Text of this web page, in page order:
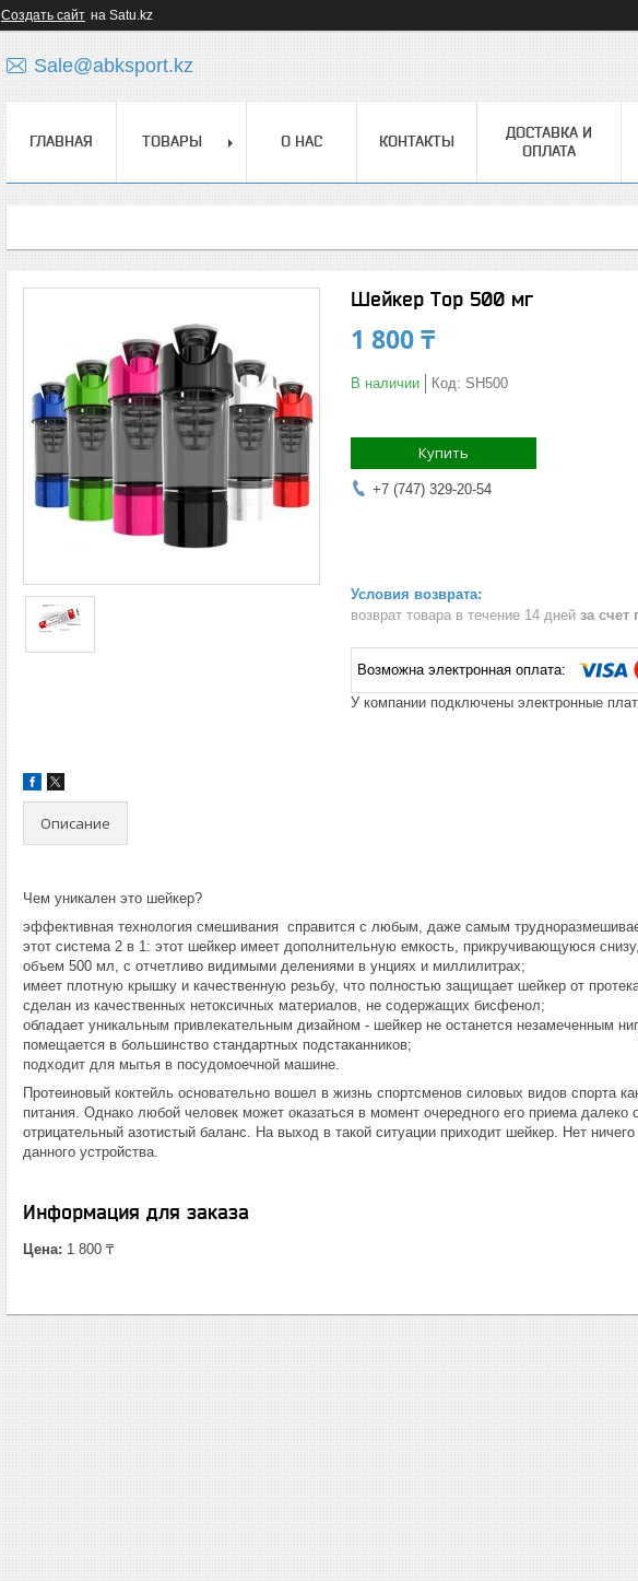
Создать сайт на Satu.kz
Sale@abksport.kz
ГЛАВНАЯ ТОВАРЫ О НАС КОНТАКТЫ
ДОСТАВКА И
ОПЛАТА
Шейкер Top 500 мг
1 800 ₸
В наличии Код: SH500
Купить
+7 (747) 329-20-54
возврат товара в течение 14 дней за счет
У компании подключены электронные
Описание
Чем уникален это шейкер?
эффективная технология смешивания справится с любым, даже самым
этот система 2 в 1: этот шейкер имеет дополнительную емкость, прикручивающуюся
объем 500 мл, с отчетливо видимыми делениями в унциях и миллилитрах;
имеет плотную крышку и качественную резьбу, что полностью защищает шейкер от
сделан из качественных нетоксичных материалов, не содержащих бисфенол;
обладает уникальным привлекательным дизайном - шейкер не останется незамеченным
помещается в большинство стандартных подстаканников;
подходит для мытья в посудомоечной машине.
Протеиновый коктейль основательно вошел в жизнь спортсменов силовых видов спорта
питания. Однако любой человек может оказаться в момент очередного его приема
отрицательный азотистый баланс. На выход в такой ситуации приходит шейкер. Нет
данного устройства.
Информация для заказа
Цена: 1 800 ₸